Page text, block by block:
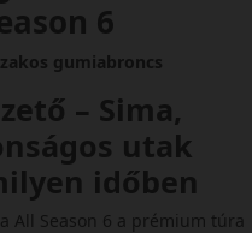
6
gumiabroncs
– Sima,
utak
időben
All Season 6 a prémium túra